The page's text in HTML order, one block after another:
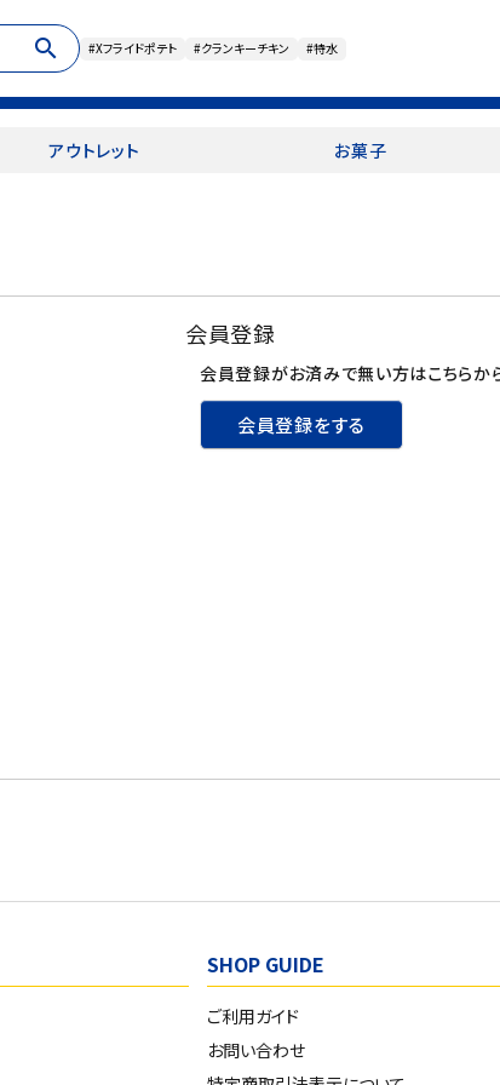
search #Xフライドポテト #クランキーチキン #特水
アウトレット お菓子
会員登録
会員登録がお済みで無い方はこちらか
会員登録をする
SHOP GUIDE
ご利用ガイド
お問い合わせ